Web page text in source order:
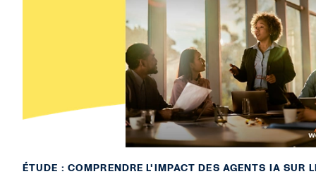
ÉTUDE : COMPRENDRE L'IMPACT DES AGENTS IA SUR